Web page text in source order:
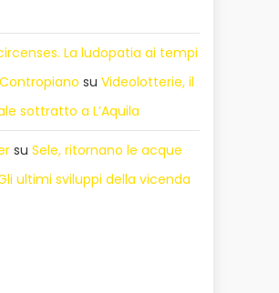
La ludopatia ai tempi
suVideolotterie, il
sottratto a L’Aquila
suSele, ritornano le acque
ultimi sviluppi della vicenda